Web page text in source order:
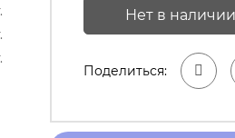
Нет в наличии
Поделиться: